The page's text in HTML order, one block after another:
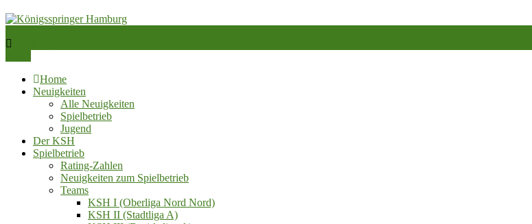
Skip
to
Königsspringer Hamburg
Schachverein von 1984 e.V.
Home
Neuigkeiten
Alle Neuigkeiten
Spielbetrieb
Jugend
Der KSH
Spielbetrieb
Rating-Zahlen
Neuigkeiten zum Spielbetrieb
Teams
KSH I (Oberliga Nord Nord)
KSH II (Stadtliga A)